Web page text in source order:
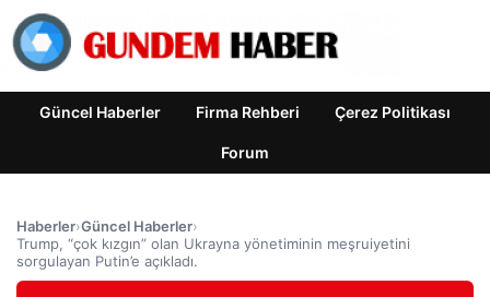
Güncel Haberler Firma Rehberi Çerez Politikası
Forum
Haberler›Güncel Haberler›
Trump, “çok kızgın” olan Ukrayna yönetiminin meşruiyetini
sorgulayan Putin’e açıkladı.